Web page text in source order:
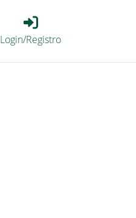
Login_Registro
Login/Registro